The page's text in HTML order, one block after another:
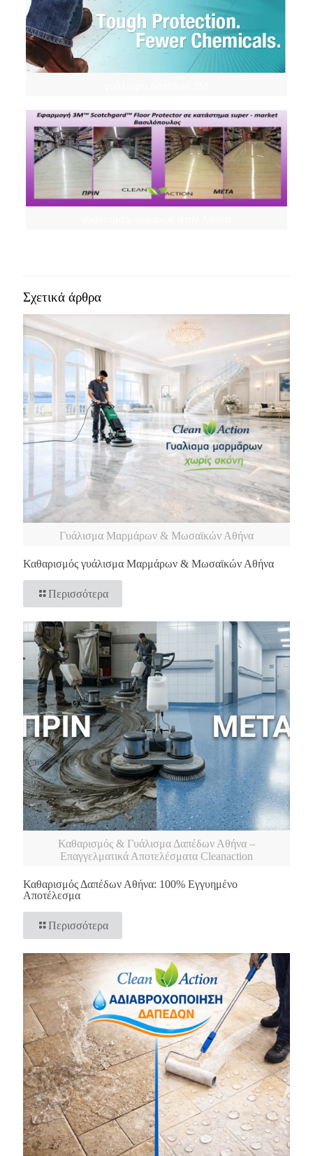
Σχετικά άρθρα
Γυάλισμα Μαρμάρων & Μωσαϊκών Αθήνα
Καθαρισμός γυάλισμα Μαρμάρων & Μωσαϊκών Αθήνα
Περισσότερα
Καθαρισμός & Γυάλισμα Δαπέδων Αθήνα –
Επαγγελματικά Αποτελέσματα Cleanaction
Καθαρισμός Δαπέδων Αθήνα: 100% Εγγυημένο
Αποτέλεσμα
Περισσότερα